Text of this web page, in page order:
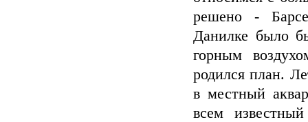
решено -
Данилке было
горным
родился план.
в местный
всем